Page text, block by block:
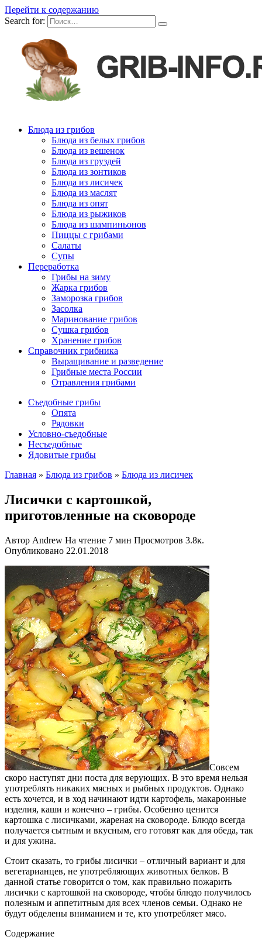
Перейти к содержанию
Search for:
Блюда из грибов
Блюда из белых грибов
Блюда из вешенок
Блюда из груздей
Блюда из зонтиков
Блюда из лисичек
Блюда из маслят
Блюда из опят
Блюда из рыжиков
Блюда из шампиньонов
Пиццы с грибами
Салаты
Супы
Переработка
Грибы на зиму
Жарка грибов
Заморозка грибов
Засолка
Маринование грибов
Сушка грибов
Хранение грибов
Справочник грибника
Выращивание и разведение
Грибные места России
Отравления грибами
Съедобные грибы
Опята
Рядовки
Условно-съедобные
Несъедобные
Ядовитые грибы
Главная » Блюда из грибов » Блюда из лисичек
Лисички с картошкой,
приготовленные на сковороде
Автор Andrew На чтение 7 мин Просмотров 3.8к.
Опубликовано 22.01.2018
Совсем
скоро наступят дни поста для верующих. В это время нельзя
употреблять никаких мясных и рыбных продуктов. Однако
есть хочется, и в ход начинают идти картофель, макаронные
изделия, каши и конечно – грибы. Особенно ценится
картошка с лисичками, жареная на сковороде. Блюдо всегда
получается сытным и вкусным, его готовят как для обеда, так
и для ужина.
Стоит сказать, то грибы лисички – отличный вариант и для
вегетарианцев, не употребляющих животных белков. В
данной статье говорится о том, как правильно пожарить
лисички с картошкой на сковороде, чтобы блюдо получилось
полезным и аппетитным для всех членов семьи. Однако не
будут обделены вниманием и те, кто употребляет мясо.
Содержание